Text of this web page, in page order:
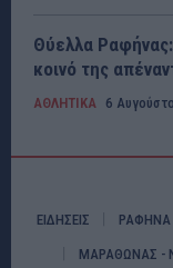
Θύελλα
κοινό της
ΑΘΛΗΤΙΚΑ 6
ΕΙΔΗΣΕΙΣ ΡΑΦΗΝΑ
ΜΑΡΑΘΩΝΑΣ -